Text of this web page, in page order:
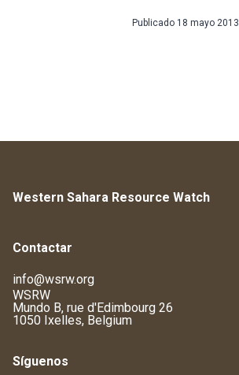
Publicado 18 mayo 2013
Western Sahara Resource Watch
Contactar
info@wsrw.org
WSRW
Mundo B, rue d'Edimbourg 26
1050 Ixelles, Belgium
Síguenos